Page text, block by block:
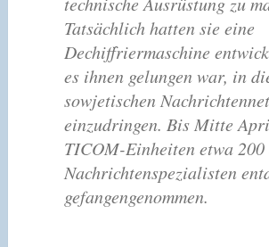
Tatsächlich hatten sie eine
Dechiffriermaschine
es ihnen gelungen war, in
sowjetischen
einzudringen. Bis Mitte
TICOM-Einheiten etwa 200
Nachrichtenspezialisten
gefangengenommen.